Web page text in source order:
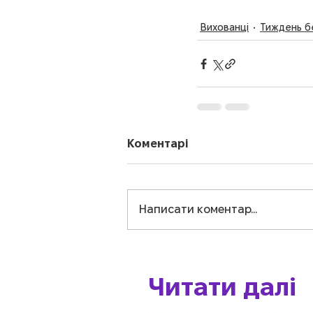
Вихованці Тиждень
Коментарі
Написати коментар...
Читати далі